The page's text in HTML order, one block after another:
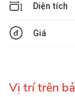
Diện tích
Giá
Vị trí trên